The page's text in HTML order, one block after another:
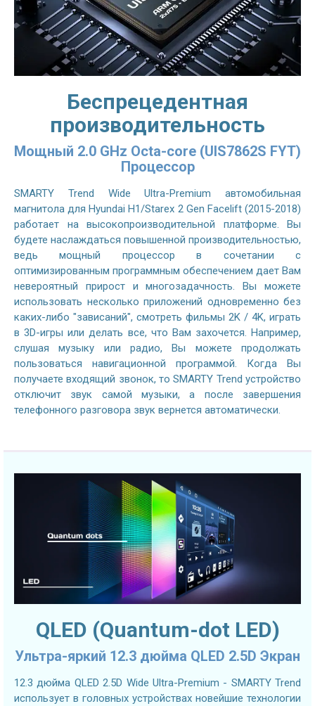
Беспрецедентная
производительность
Мощный 2.0 GHz Octa-core (UIS7862S FYT)
Процессор
SMARTY Trend Wide Ultra-Premium автомобильная
магнитола для Hyundai H1/Starex 2 Gen Facelift (2015-2018)
работает на высокопроизводительной платформе. Вы
будете наслаждаться повышенной производительностью,
ведь мощный процессор в сочетании с
оптимизированным программным обеспечением дает Вам
невероятный прирост и многозадачность. Вы можете
использовать несколько приложений одновременно без
каких-либо "зависаний", смотреть фильмы 2K / 4K, играть
в 3D-игры или делать все, что Вам захочется. Например,
слушая музыку или радио, Вы можете продолжать
пользоваться навигационной программой. Когда Вы
получаете входящий звонок, то SMARTY Trend устройство
отключит звук самой музыки, а после завершения
телефонного разговора звук вернется автоматически.
QLED (Quantum-dot LED)
Ультра-яркий 12.3 дюйма QLED 2.5D Экран
12.3 дюйма QLED 2.5D Wide Ultra-Premium - SMARTY Trend
использует в головных устройствах новейшие технологии